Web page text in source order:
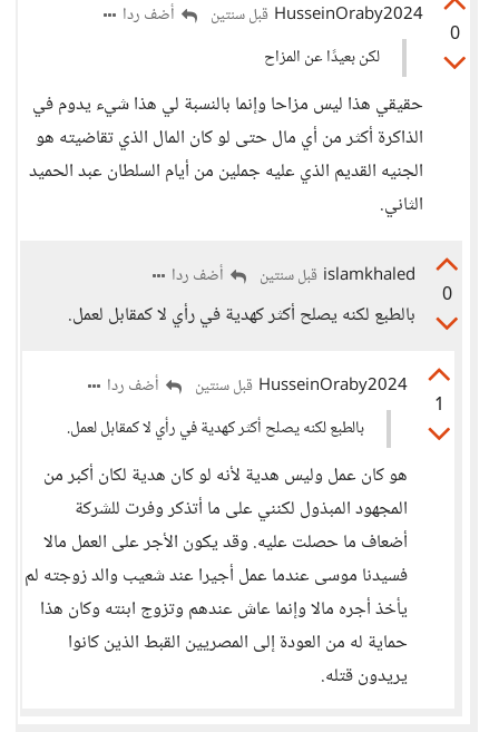
0
HusseinOraby2024 قبل سنتين
أضف ردا
لكن بعيدًا عن المزاح
حقيقي هذا ليس مزاحا وإنما بالنسبة لي هذا شيء يدوم في
الذاكرة أكثر من أي مال حتى لو كان المال الذي تقاضيته هو
الجنيه القديم الذي عليه جملين من أيام السلطان عبد الحميد
الثاني.
0
islamkhaled قبل سنتين أضف ردا
بالطبع لكنه يصلح أكثر كهدية في رأي لا كمقابل لعمل.
1
HusseinOraby2024 قبل سنتين
أضف ردا
بالطبع لكنه يصلح أكثر كهدية في رأي لا كمقابل لعمل.
هو كان عمل وليس هدية لأنه لو كان هدية لكان أكبر من
المجهود المبذول لكنني على ما أتذكر وفرت للشركة
أضعاف ما حصلت عليه. وقد يكون الأجر على العمل مالا
فسيدنا موسى عندما عمل أجيرا عند شعيب والد زوجته لم
يأخذ أجره مالا وإنما عاش عندهم وتزوج ابنته وكان هذا
حماية له من العودة إلى المصريين القبط الذين كانوا
يريدون قتله.